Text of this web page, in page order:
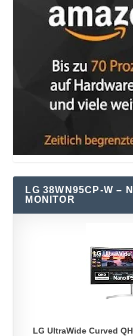
LG 38WN95CP-W –
MONITOR
LG UltraWide Curved